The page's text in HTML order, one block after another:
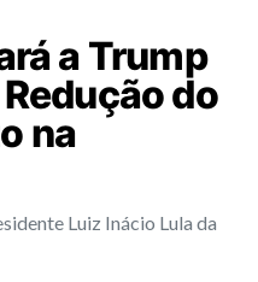
a Trump
do
na
Luiz Inácio Lula da